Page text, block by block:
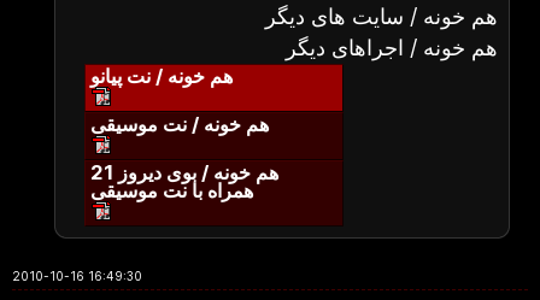
هم خونه / سایت های دیگر
هم خونه / اجراهای دیگر
هم خونه / نت پیانو
هم خونه / نت موسیقی
هم خونه / بوی دیروز 21
همراه با نت موسیقی
2010-10-16 16:49:30